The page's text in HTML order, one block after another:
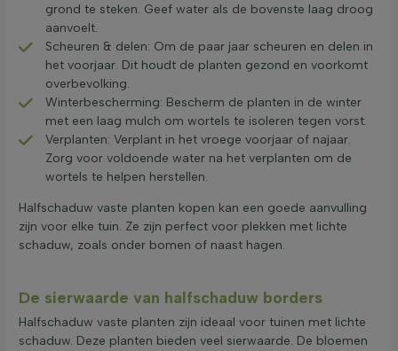
grond te steken. Geef water als de bovenste laag droog
aanvoelt.
Scheuren & delen: Om de paar jaar scheuren en delen in
het voorjaar. Dit houdt de planten gezond en voorkomt
overbevolking.
Winterbescherming: Bescherm de planten in de winter
met een laag mulch om wortels te isoleren tegen vorst.
Verplanten: Verplant in het vroege voorjaar of najaar.
Zorg voor voldoende water na het verplanten om de
wortels te helpen herstellen.
Halfschaduw vaste planten kopen kan een goede aanvulling
zijn voor elke tuin. Ze zijn perfect voor plekken met lichte
schaduw, zoals onder bomen of naast hagen.
De sierwaarde van halfschaduw borders
Halfschaduw vaste planten zijn ideaal voor tuinen met lichte
schaduw. Deze planten bieden veel sierwaarde. De bloemen